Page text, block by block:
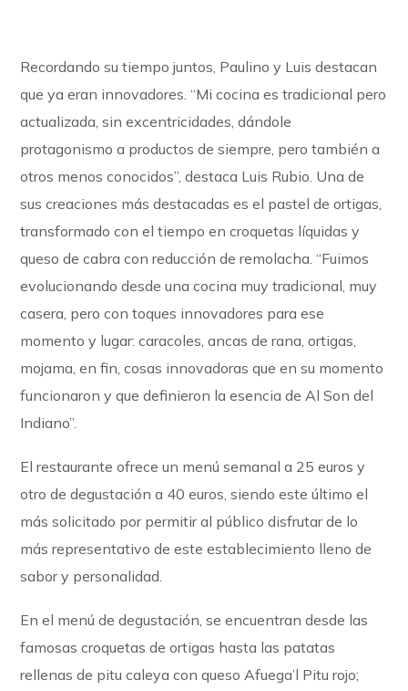
Recordando su tiempo juntos, Paulino y Luis destacan
que ya eran innovadores. “Mi cocina es tradicional pero
actualizada, sin excentricidades, dándole
protagonismo a productos de siempre, pero también a
otros menos conocidos”, destaca Luis Rubio. Una de
sus creaciones más destacadas es el pastel de ortigas,
transformado con el tiempo en croquetas líquidas y
queso de cabra con reducción de remolacha. “Fuimos
evolucionando desde una cocina muy tradicional, muy
casera, pero con toques innovadores para ese
momento y lugar: caracoles, ancas de rana, ortigas,
mojama, en fin, cosas innovadoras que en su momento
funcionaron y que definieron la esencia de Al Son del
Indiano”.
El restaurante ofrece un menú semanal a 25 euros y
otro de degustación a 40 euros, siendo este último el
más solicitado por permitir al público disfrutar de lo
más representativo de este establecimiento lleno de
sabor y personalidad.
En el menú de degustación, se encuentran desde las
famosas croquetas de ortigas hasta las patatas
rellenas de pitu caleya con queso Afuega’l Pitu rojo;